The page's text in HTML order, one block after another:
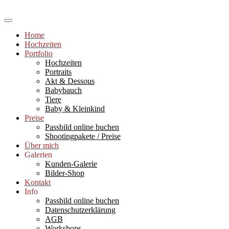
to
Sabine Kast Photography
Hochzeitsfotograf Ludwigshafen und Rhein-Neckar-Raum,
Einzelcoachings für Fotografie und Bildbearbeitung, Fotograf
Ludwigshafen
Home
Hochzeiten
Portfolio
Hochzeiten
Portraits
Akt & Dessous
Babybauch
Tiere
Baby & Kleinkind
Preise
Passbild online buchen
Shootingpakete / Preise
Über mich
Galerien
Kunden-Galerie
Bilder-Shop
Kontakt
Info
Passbild online buchen
Datenschutzerklärung
AGB